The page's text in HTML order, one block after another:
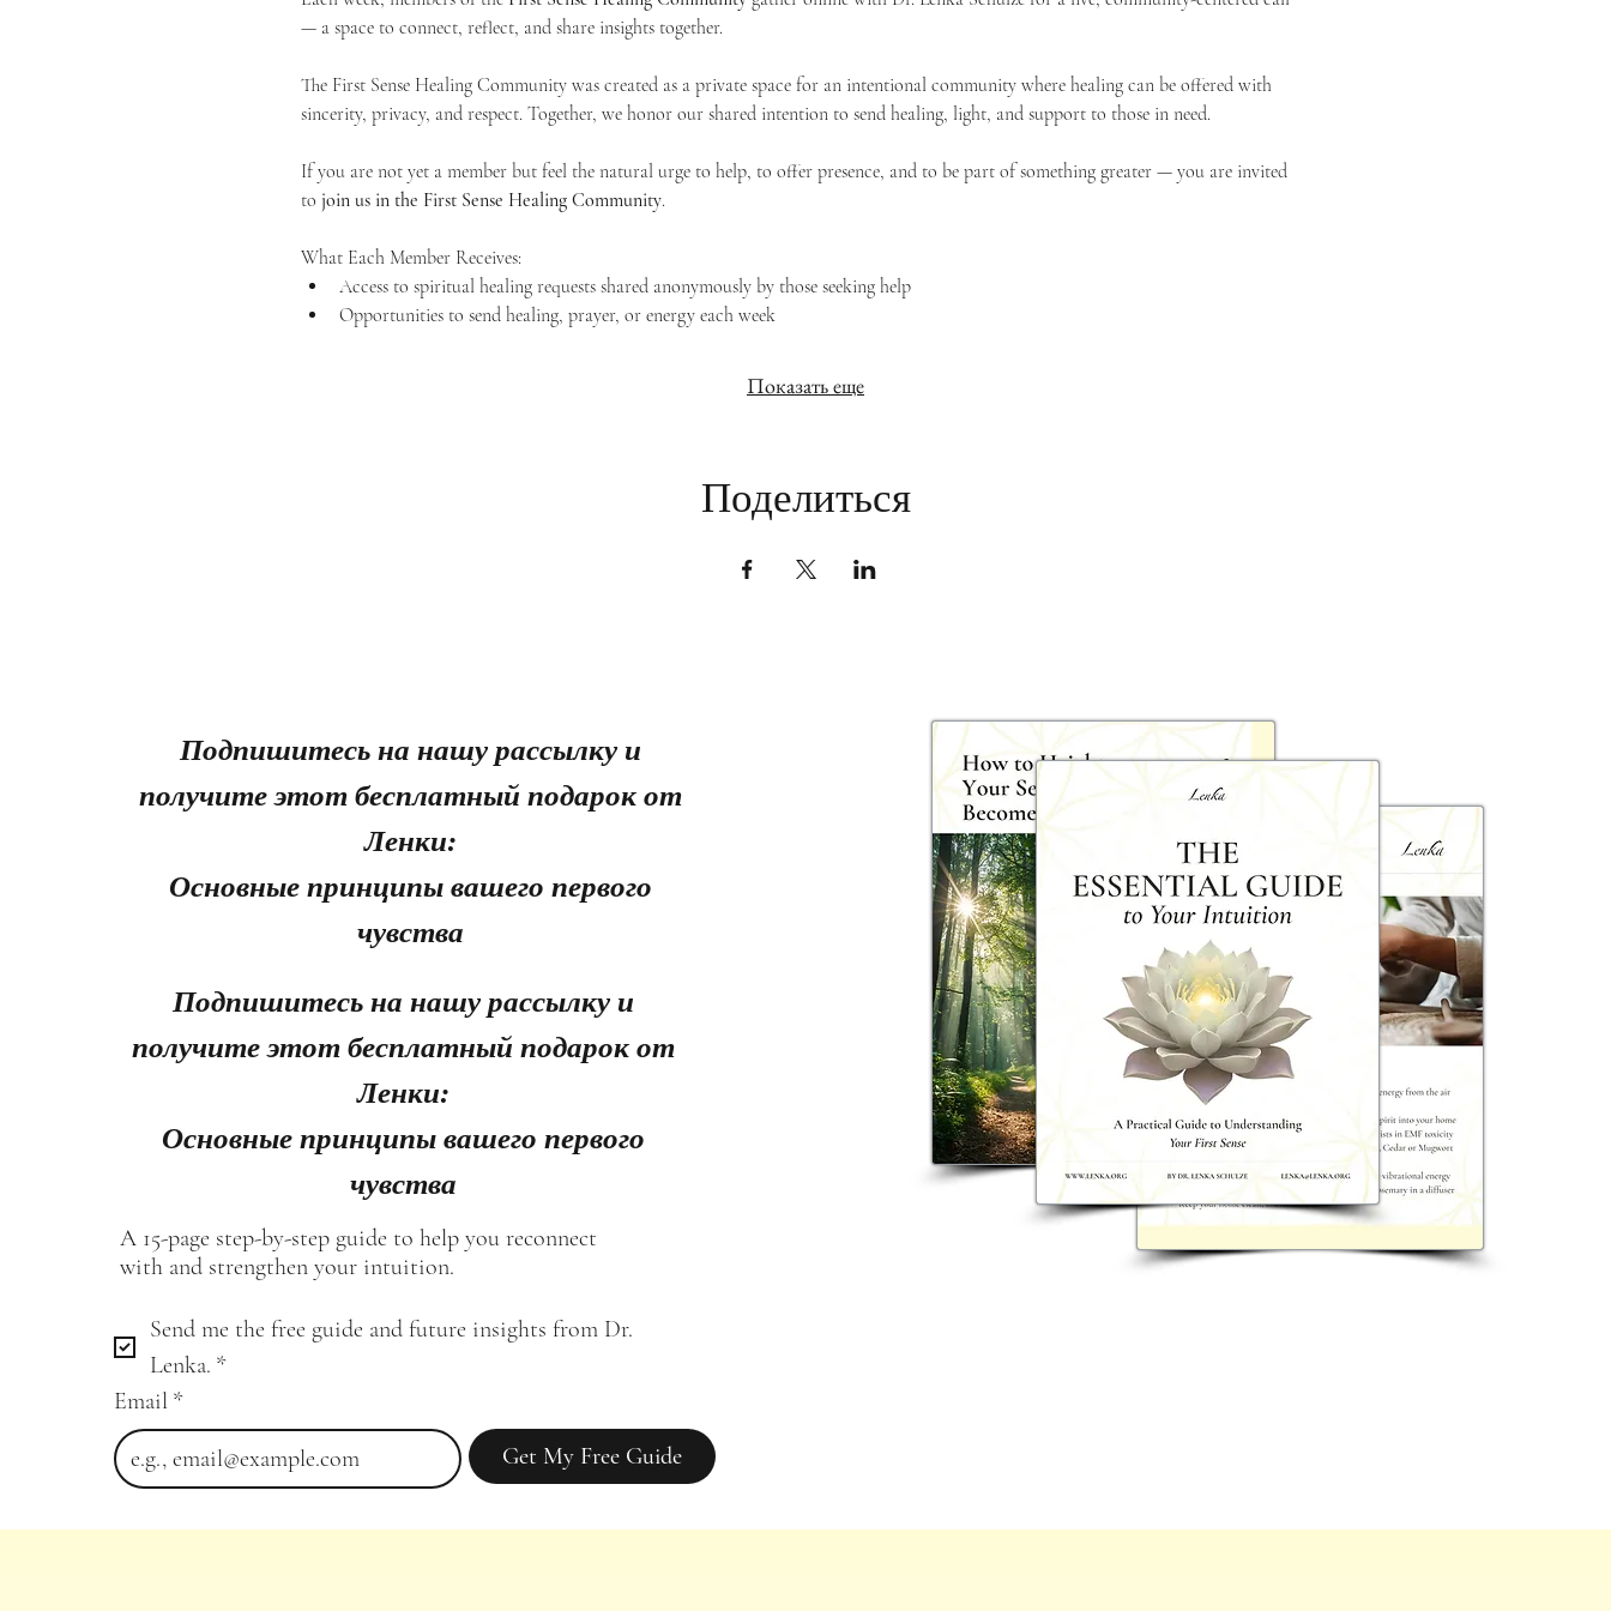
— a space to connect, reflect, and share insights together.
The First Sense Healing Community was created as a private space for an intentional community where healing can be offered with
sincerity, privacy, and respect. Together, we honor our shared intention to send healing, light, and support to those in need.
If you are not yet a member but feel the natural urge to help, to offer presence, and to be part of something greater — you are invited
to join us in the First Sense Healing Community.
What Each Member Receives:
Access to spiritual healing requests shared anonymously by those seeking help
Opportunities to send healing, prayer, or energy each week
Показать еще
Поделиться
Подпишитесь на нашу рассылку и
получите этот бесплатный подарок от
Ленки:
Основные принципы вашего первого
чувства
Подпишитесь на нашу рассылку и
получите этот бесплатный подарок от
Ленки:
Основные принципы вашего первого
чувства
A 15-page step-by-step guide to help you reconnect
with and strengthen your intuition.
Send me the free guide and future insights from Dr.
Lenka. *
Email *
Get My Free Guide